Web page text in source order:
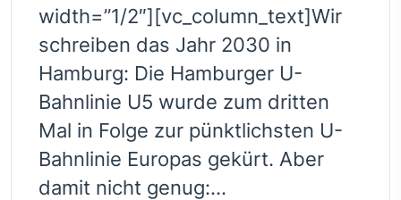
width=”1/2″][vc_column_text]Wir
schreiben das Jahr 2030 in
Hamburg: Die Hamburger U-
Bahnlinie U5 wurde zum dritten
Mal in Folge zur pünktlichsten U-
Bahnlinie Europas gekürt. Aber
damit nicht genug:...